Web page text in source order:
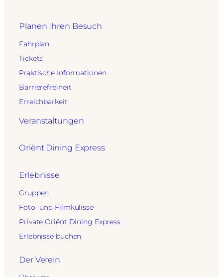
Planen Ihren Besuch
Fahrplan
Tickets
Praktische Informationen
Barrierefreiheit
Erreichbarkeit
Veranstaltungen
Oriënt Dining Express
Erlebnisse
Gruppen
Foto- und Filmkulisse
Private Oriënt Dining Express
Erlebnisse buchen
Der Verein